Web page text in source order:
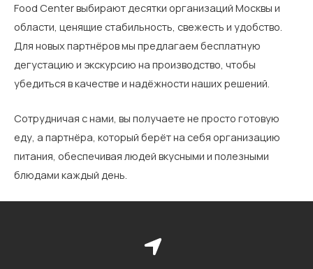
Food Center выбирают десятки организаций Москвы и
области, ценящие стабильность, свежесть и удобство.
Для новых партнёров мы предлагаем бесплатную
дегустацию и экскурсию на производство, чтобы
убедиться в качестве и надёжности наших решений.
Сотрудничая с нами, вы получаете не просто готовую
еду, а партнёра, который берёт на себя организацию
питания, обеспечивая людей вкусными и полезными
блюдами каждый день.